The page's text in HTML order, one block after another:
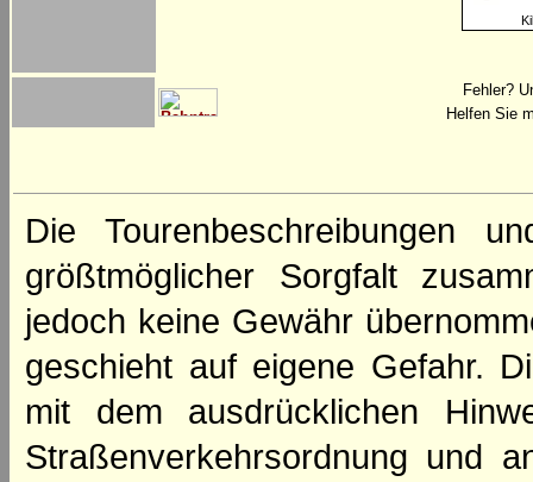
Fehler?
Helfen Sie
Die Tourenbeschreibungen
größtmöglicher Sorgfalt
jedoch keine Gewähr
geschieht auf eigene Gefahr.
mit dem ausdrücklichen
Straßenverkehrsordnung und